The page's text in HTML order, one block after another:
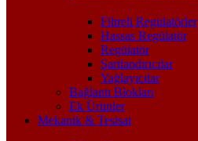
Filtreli Regülatörler
Hassas Regülatör
Regülatör
Şartlandırıcılar
Yağlayıcılar
Bağlantı Blokları
Ek Ürünler
Mekanik & Tesisat